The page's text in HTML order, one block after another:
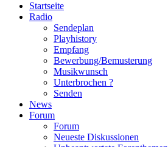
Startseite
Radio
Sendeplan
Playhistory
Empfang
Bewerbung/Bemusterung
Musikwunsch
Unterbrochen ?
Senden
News
Forum
Forum
Neueste Diskussionen